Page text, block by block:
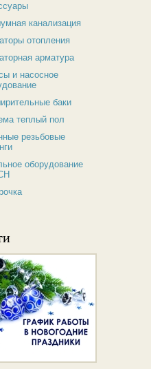
канализация
отопления
арматура
и насосное
баки
теплый пол
резьбовые
оборудование